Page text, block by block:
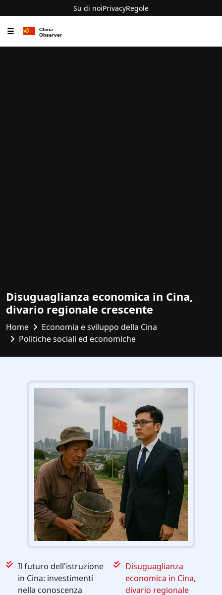
Su di noiPrivacyRegole
☰
Disuguaglianza economica in Cina,
divario regionale crescente
Home
Economia e sviluppo della Cina
Politiche sociali ed economiche
Il futuro dell'istruzione
in Cina: investimenti
nella conoscenza
Disuguaglianza
economica in Cina,
divario regionale